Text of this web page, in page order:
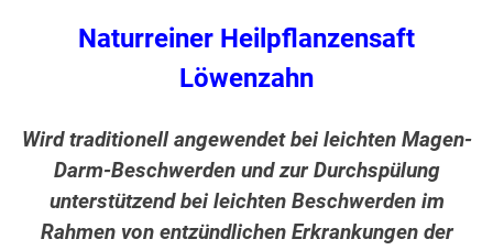
Naturreiner Heilpflanzensaft
Löwenzahn
Wird traditionell angewendet bei leichten Magen-
Darm-Beschwerden und zur Durchspülung
unterstützend bei leichten Beschwerden im
Rahmen von entzündlichen Erkrankungen der